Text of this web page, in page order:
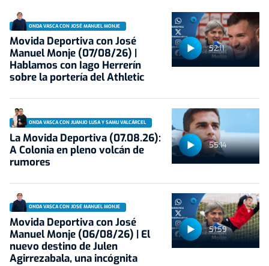
52:11
ONDA VASCA CON JOSÉ MANUEL MONJE
Movida Deportiva con José
Manuel Monje (07/08/26) |
Hablamos con Iago Herrerín
sobre la portería del Athletic
55:14
ONDA VASCA CON JUANJO LUSA Y SAMU VALCÁRCEL
La Movida Deportiva (07.08.26):
A Colonia en pleno volcán de
rumores
51:59
ONDA VASCA CON JOSÉ MANUEL MONJE
Movida Deportiva con José
Manuel Monje (06/08/26) | El
nuevo destino de Julen
Agirrezabala, una incógnita